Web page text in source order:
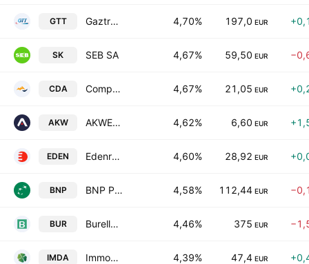
GTT Gaztransport & Technigaz SA 4,70% 197,0 EUR
SK SEB SA 4,67% 59,50 EUR
CDA Compagnie des Alpes SA 4,67% 21,05 EUR
AKW AKWEL SA 4,62% 6,60 EUR
EDEN Edenred SA 4,60% 28,92 EUR
BNP BNP Paribas S.A. Class A 4,58% 112,44 EUR
BUR Burelle S.A. 4,46% 375 EUR
IMDA Immobiliere Dassault SA 4,39% 47,4 EUR